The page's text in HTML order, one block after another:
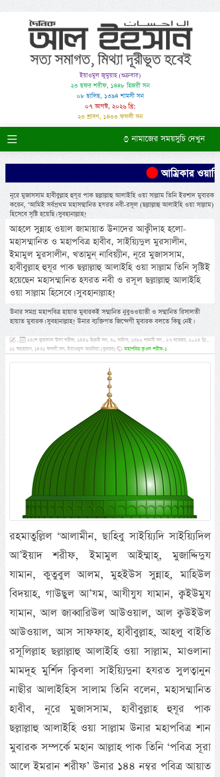
ইয়াওমুল জুমুয়াহ (শুক্রবার)
২৩ ছফর শরীফ, ১৪৪৮ হিজরী সন
০৮ ছালিছ, ১৩৯৪ শামসী সন
০৭ আগস্ট, ২০২৬ খ্রি:
২৩ শ্রাবণ, ১৪৩৩ ফসলী সন
নামাজের সময়সুচি দেখুন
আম্রিকার
নূরে মুজাসসাম হাবীবুল্লাহ হুযূর পাক ছল্লাল্লাহু আলাইহি ওয়া সাল্লাম তিনি ইরশাদ মুবারক
করেন, ‘আমিই সর্বপ্রথম মহাসম্মানিত হযরত নবী-রসূল (ছল্লাল্লাহু আলাইহি ওয়া সাল্লাম)
হিসেবে সৃষ্টি হয়েছি। সুবহানাল্লাহ!
আহলে সুন্নাহ ওয়াল জামায়াত উনাদের আক্বীদাহ হলো-
মহাসম্মানিত ও মহাপবিত্র হাবীব, সাইয়্যিদুল মুরসালীন,
ইমামুল মুরসালীন, খতামুন্ নাবিয়্যীন, নূরে মুজাসসাম,
হাবীবুল্লাহ হুযূর পাক ছল্লাল্লাহু আলাইহি ওয়া সাল্লাম তিনি সৃষ্টিই
হয়েছেন মহাসম্মানিত হযরত নবী ও রসূল ছল্লাল্লাহু আলাইহি
ওয়া সাল্লাম হিসেবে। সুবহানাল্লাহ!
উনার সমগ্র মহাপবিত্র হায়াত মুবারকই সম্মানিত নুবুওওয়াতী ও সম্মানিত রিসালতী
হায়াত মুবারক। সুবহানাল্লাহ! উনার ব্যক্তিগত জিন্দেগী মুবারক বলতে কিছু নেই।
,
২৪শে জুমাদাল ঊলা শরীফ, ১৪৪৬ হিজরী সন, ৩০ সাদিস, ১৩৯২ শামসী সন , ২৭ নভেম্বর, ২০২৪ খ্রি:,
১২ অগ্রহায়ণ, ১৪৩১ ফসলী সন, ইয়াওমুল আরবিয়া (বুধবার)
মহাপবিত্র ক্বওল শরীফ-১
রহমাতুল্লিল ‘আলামীন, ছাহিবু সাইয়্যিদি সাইয়্যিদিল
আ’ইয়াদ শরীফ, ইমামুল আইম্মাহ্, মুজাদ্দিদুয
যামান, কুতুবুল আলম, মুহইউস সুন্নাহ, মাহিউল
বিদয়াহ, গাউছুল আ’যম, আযীযুয যামান, ক্বইউমুয
যামান, আল জাব্বারিউল আউওয়াল, আল ক্বউইউল
আউওয়াল, আস সাফফাহ, হাবীবুল্লাহ, আহলু বাইতি
রসূলিল্লাহ ছল্লাল্লাহু আলাইহি ওয়া সাল্লাম, মাওলানা
মামদূহ মুর্শিদ ক্বিবলা সাইয়্যিদুনা হযরত সুলত্বানুন
নাছীর আলাইহিস সালাম তিনি বলেন, মহাসম্মানিত
হাবীব, নূরে মুজাসসাম, হাবীবুল্লাহ হুযূর পাক
ছল্লাল্লাহু আলাইহি ওয়া সাল্লাম উনার মহাপবিত্র শান
মুবারক সম্পর্কে মহান আল্লাহ পাক তিনি ‘পবিত্র সূরা
আলে ইমরান শরীফ’ উনার ১৪৪ নম্বর পবিত্র আয়াত